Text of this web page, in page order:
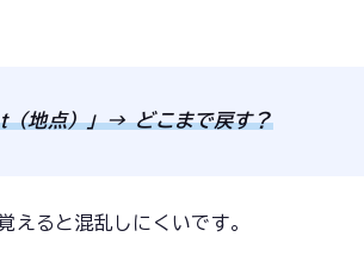
（地点）」→ どこまで戻す？
えると混乱しにくいです。